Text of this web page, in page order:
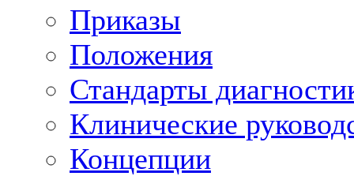
Приказы
Положения
Стандарты
Клинические
Концепции